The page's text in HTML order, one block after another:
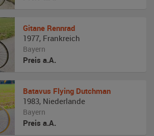
Gitane Rennrad
1977, Frankreich
Bayern
Preis a.A.
Batavus Flying Dutchman
1983, Niederlande
Bayern
Preis a.A.